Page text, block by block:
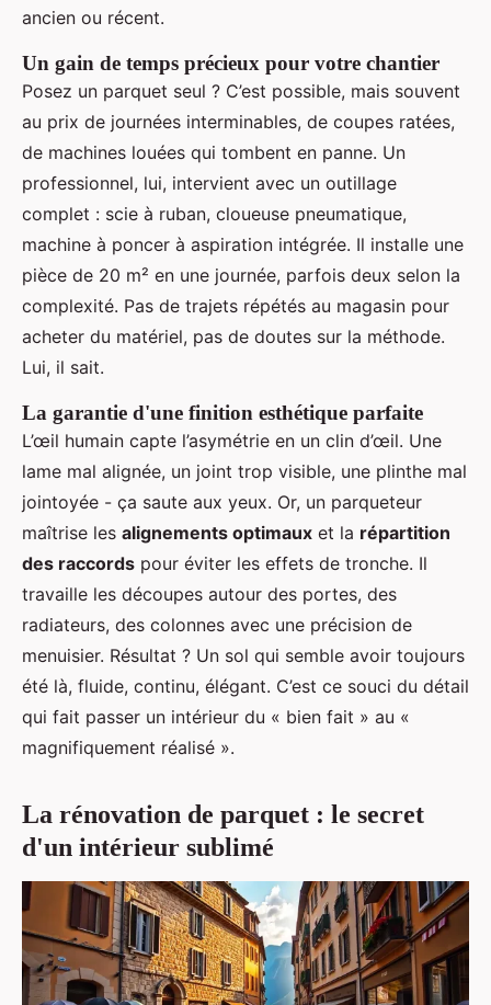
ancien ou récent.
Un gain de temps précieux pour votre chantier
Posez un parquet seul ? C’est possible, mais souvent
au prix de journées interminables, de coupes ratées,
de machines louées qui tombent en panne. Un
professionnel, lui, intervient avec un outillage
complet : scie à ruban, cloueuse pneumatique,
machine à poncer à aspiration intégrée. Il installe une
pièce de 20 m² en une journée, parfois deux selon la
complexité. Pas de trajets répétés au magasin pour
acheter du matériel, pas de doutes sur la méthode.
Lui, il sait.
La garantie d'une finition esthétique parfaite
L’œil humain capte l’asymétrie en un clin d’œil. Une
lame mal alignée, un joint trop visible, une plinthe mal
jointoyée - ça saute aux yeux. Or, un parqueteur
maîtrise les alignements optimaux et la répartition
des raccords pour éviter les effets de tronche. Il
travaille les découpes autour des portes, des
radiateurs, des colonnes avec une précision de
menuisier. Résultat ? Un sol qui semble avoir toujours
été là, fluide, continu, élégant. C’est ce souci du détail
qui fait passer un intérieur du « bien fait » au «
magnifiquement réalisé ».
La rénovation de parquet : le secret
d'un intérieur sublimé